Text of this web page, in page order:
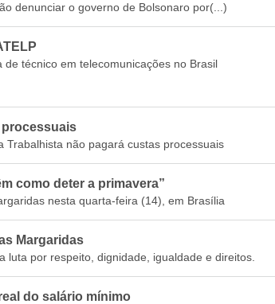
denunciar o governo de Bolsonaro por(...)
técnico em telecomunicações no Brasil
não pagará custas processuais
como deter a primavera”
nesta quarta-feira (14), em Brasília
Margaridas
por respeito, dignidade, igualdade e direitos.
do salário mínimo